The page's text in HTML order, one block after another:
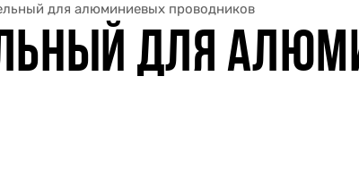
для алюминиевых проводников
ДЛЯ